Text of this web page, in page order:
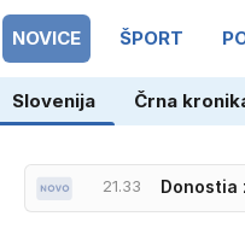
NOVICE ŠPORT
Slovenija Črna
21.33 Donostia